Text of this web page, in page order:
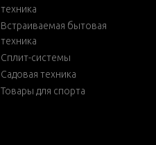
техника
Встраиваемая бытовая
техника
Сплит-системы
Садовая техника
Товары для спорта